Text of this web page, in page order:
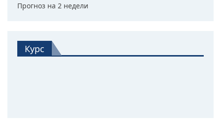
Прогноз на 2 недели
Курс